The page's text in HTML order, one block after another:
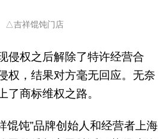
△吉祥馄饨门店
侵权之后解除了特许经营合
权，结果对方毫无回应。无奈
了商标维权之路。
馄饨”品牌创始人和经营者上海